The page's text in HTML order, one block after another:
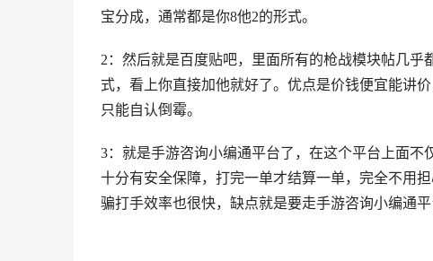
宝分成，通常都是你8他2的形式。
2：然后就是百度贴吧，里面所有的枪战模块帖几
式，看上你直接加他就好了。优点是价钱便宜能讲
只能自认倒霉。
3：就是手游咨询小编通平台了，在这个平台上面
十分有安全保障，打完一单才结算一单，完全不用
骗打手效率也很快，缺点就是要走手游咨询小编通